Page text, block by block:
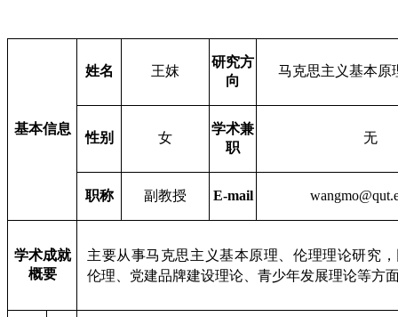
基本信息
姓名 王妺
研究方
向
马克思主义基本原
性别 女
学术兼
职
无
职称 副教授 E-mail
学术成就
概要
主要从事马克思主义基本原理、伦理理论研究
伦理、党建品牌建设理论、青少年发展理论等方